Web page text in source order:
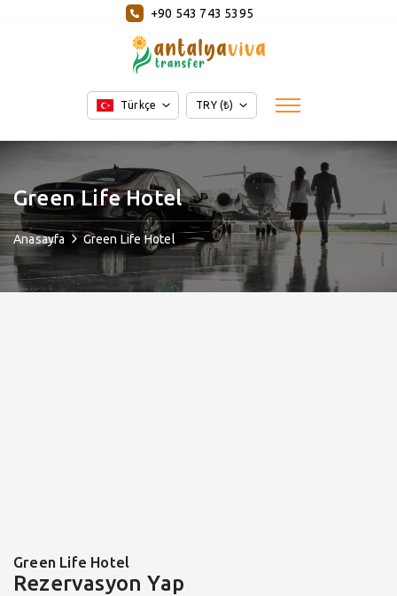
+90 543 743 5395
Türkçe TRY (₺)
Green Life Hotel
Anasayfa Green Life Hotel
Green Life Hotel
Rezervasyon Yap